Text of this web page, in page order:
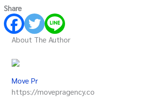
Share
About The Author
Move Pr
https://movepragency.co